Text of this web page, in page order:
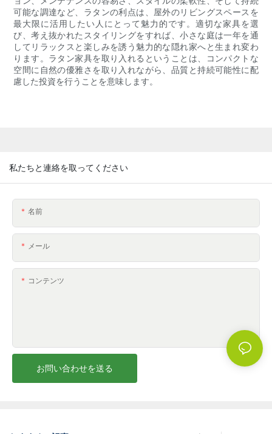
可能な調達など、ラタンの利点は、屋外のリビングスペースを
最大限に活用したい人にとって魅力的です。適切な家具を選
び、考え抜かれたスタイリングをすれば、小さな庭は一年を通
してリラックスと楽しみを誘う魅力的な隠れ家へと生まれ変わ
ります。ラタン家具を取り入れるということは、コンパクトな
空間に自然の優雅さを取り入れながら、品質と持続可能性に配
慮した投資を行うことを意味します。
私たちと連絡を取ってください
名前
メール
コンテンツ
お問い合わせを送る